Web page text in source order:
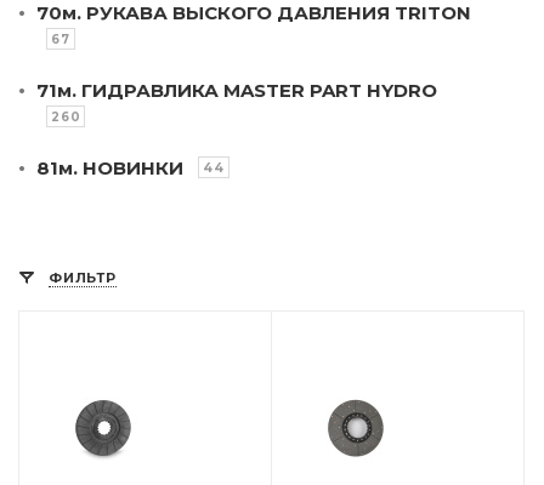
70м. РУКАВА ВЫСКОГО ДАВЛЕНИЯ TRITON
67
71м. ГИДРАВЛИКА MASTER PART HYDRO
260
81м. НОВИНКИ 44
ФИЛЬТР